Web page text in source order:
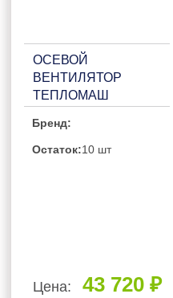
ОСЕВОЙ
ВЕНТИЛЯТОР
ТЕПЛОМАШ
Бренд:
Остаток:10 шт
Цена: 43 720 ₽